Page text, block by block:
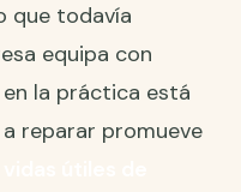
que todavía
equipa con
la práctica está
reparar promueve